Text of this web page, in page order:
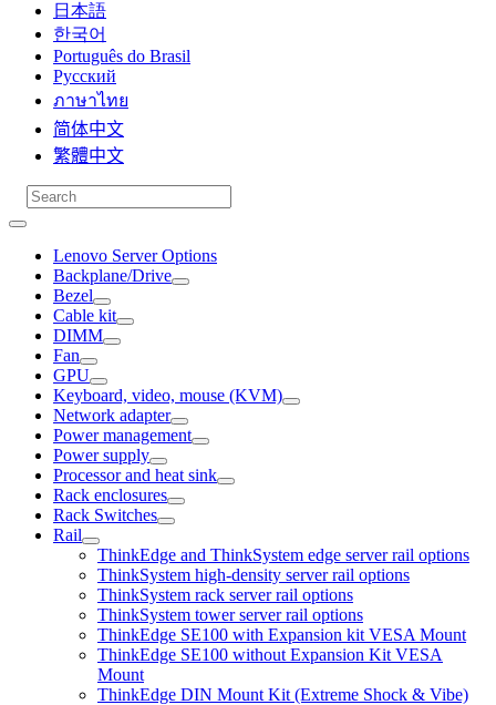
日本語
한국어
Português do Brasil
Русский
ภาษาไทย
简体中文
繁體中文
Lenovo Server Options
Backplane/Drive
Bezel
Cable kit
DIMM
Fan
GPU
Keyboard, video, mouse (KVM)
Network adapter
Power management
Power supply
Processor and heat sink
Rack enclosures
Rack Switches
Rail
ThinkEdge and ThinkSystem edge server rail options
ThinkSystem high-density server rail options
ThinkSystem rack server rail options
ThinkSystem tower server rail options
ThinkEdge SE100 with Expansion kit VESA Mount
ThinkEdge SE100 without Expansion Kit VESA
Mount
ThinkEdge DIN Mount Kit (Extreme Shock & Vibe)